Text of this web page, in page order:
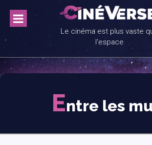
content
Le cinéma est plus vaste
l'espace
Entre les